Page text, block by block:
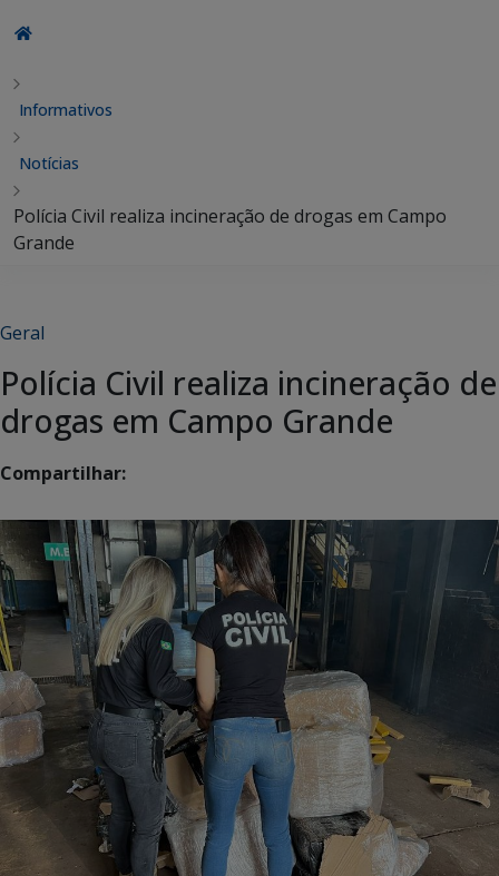
Informativos
Notícias
Polícia Civil realiza incineração de drogas em Campo
Grande
Geral
Polícia Civil realiza incineração de
drogas em Campo Grande
Compartilhar: